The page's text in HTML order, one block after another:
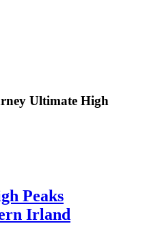
Ultimate High
Peaks
Irland